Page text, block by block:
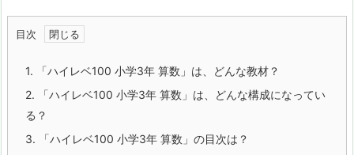
目次
1. 「ハイレベ100 小学3年 算数」は、どんな教材？
2. 「ハイレベ100 小学3年 算数」は、どんな構成になってい
る？
3. 「ハイレベ100 小学3年 算数」の目次は？